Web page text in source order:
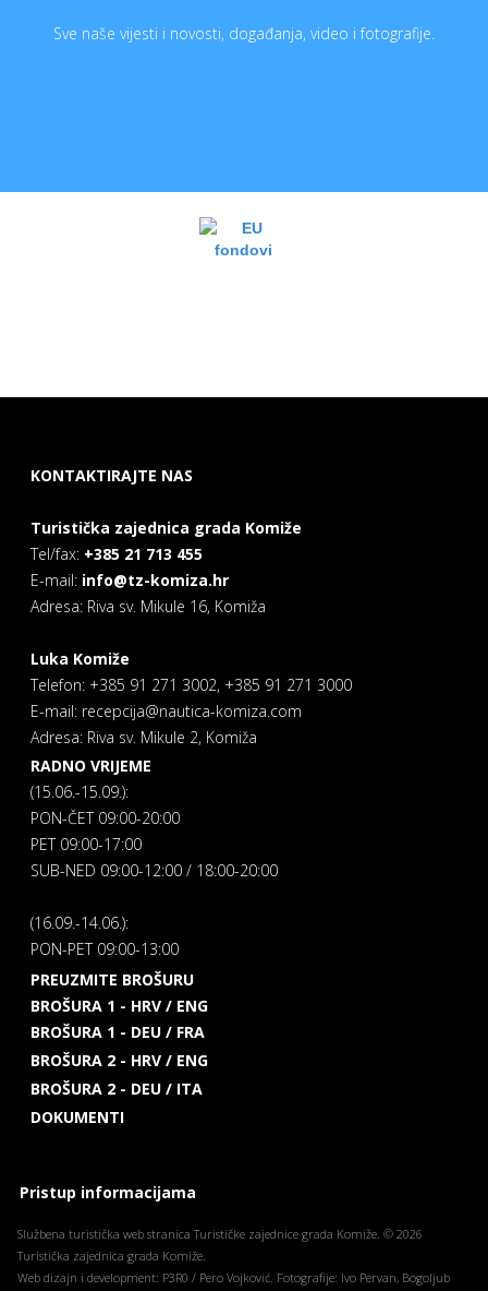
Sve naše vijesti i novosti, događanja, video i fotografije.
KONTAKTIRAJTE NAS
Turistička zajednica grada Komiže
Tel/fax: +385 21 713 455
E-mail: info@tz-komiza.hr
Adresa: Riva sv. Mikule 16, Komiža
Luka Komiže
Telefon: +385 91 271 3002, +385 91 271 3000
E-mail: recepcija@nautica-komiza.com
Adresa: Riva sv. Mikule 2, Komiža
RADNO VRIJEME
(15.06.-15.09.):
PON-ČET 09:00-20:00
PET 09:00-17:00
SUB-NED 09:00-12:00 / 18:00-20:00
(16.09.-14.06.):
PON-PET 09:00-13:00
PREUZMITE BROŠURU
BROŠURA 1 - HRV / ENG
BROŠURA 1 - DEU / FRA
BROŠURA 2 - HRV / ENG
BROŠURA 2 - DEU / ITA
DOKUMENTI
Pristup informacijama
Službena turistička web stranica Turističke zajednice grada Komiže. © 2026
Turistička zajednica grada Komiže.
Web dizajn i development: P3R0 / Pero Vojković. Fotografije: Ivo Pervan, Bogoljub